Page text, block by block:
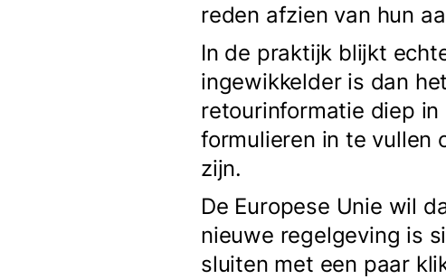
reden afzien van hun
In de praktijk blijkt
ingewikkelder is dan
retourinformatie diep
formulieren in te vullen
zijn.
De Europese Unie wil
nieuwe regelgeving is
sluiten met een paar